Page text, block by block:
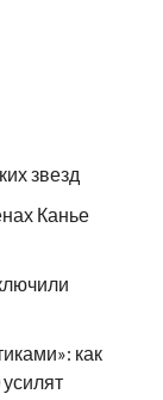
звезд
Канье
как